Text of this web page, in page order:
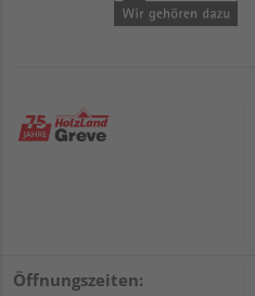
Öffnungszeiten: